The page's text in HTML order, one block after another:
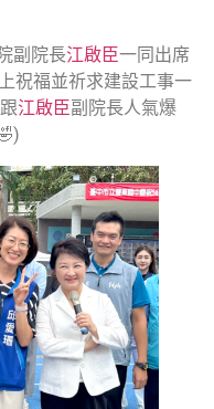
副院長江啟臣一同出席
祝福並祈求建設工事一
江啟臣副院長人氣爆
)